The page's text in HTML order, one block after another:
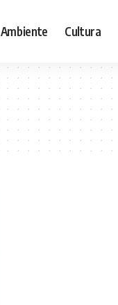
Ambiente Cultura